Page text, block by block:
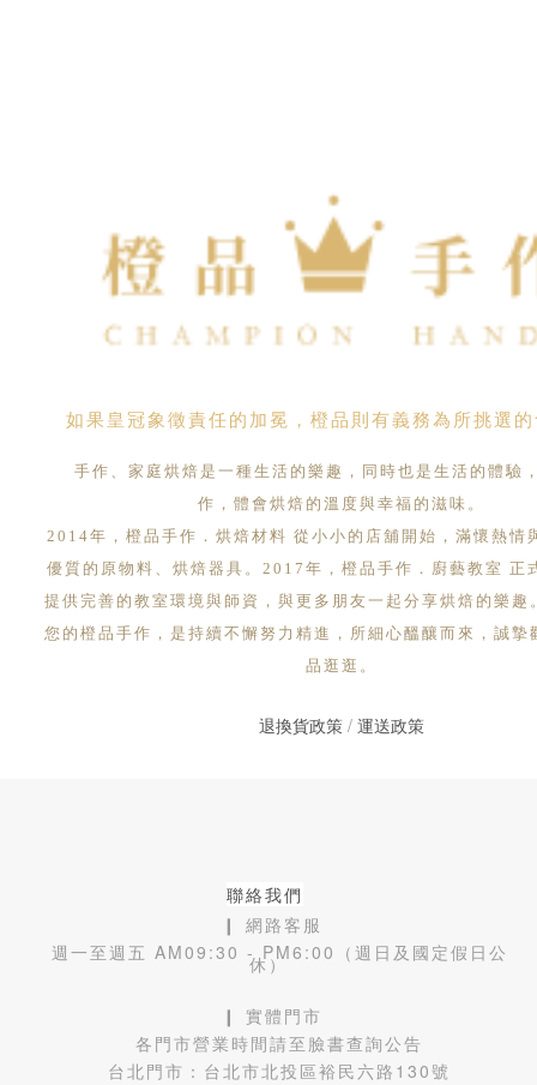
如果皇冠象徵責任的加冕，橙品則有義務為所挑選
手作、家庭烘焙是一種生活的樂趣，同時也是生活的體驗
作，體會烘焙的溫度與幸福的滋味。
2014年，橙品手作．烘焙材料 從小小的店舖開始，滿懷熱情
優質的原物料、烘焙器具。2017年，橙品手作．廚藝教室 正
提供完善的教室環境與師資，與更多朋友一起分享烘焙的樂趣
您的橙品手作，是持續不懈努力精進，所細心醞釀而來，誠摯
品逛逛。
退換貨政策/ 運送政策
聯絡我們
❙ 網路客服
週一至週五 AM09:30 - PM6:00（週日及國定假日公
休）
❙ 實體門市
各門市營業時間請至臉書查詢公告
台北門市： 台北市北投區裕民六路130號